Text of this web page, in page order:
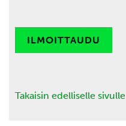
ILMOITTAUDU
Takaisin edelliselle sivulle